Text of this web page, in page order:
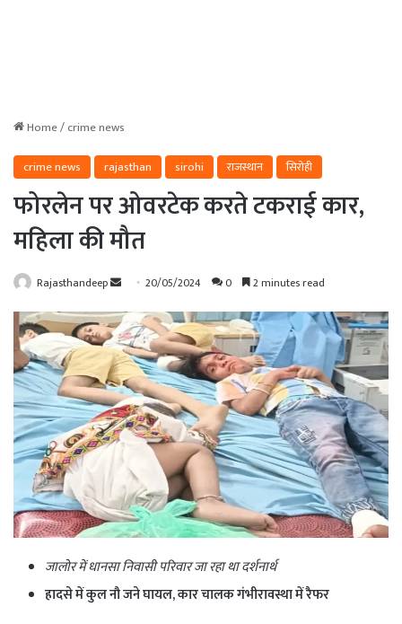
Home/crime news
crime news
rajasthan sirohi राजस्थान सिरोही
फोरलेन पर ओवरटेक करते टकराई कार,
महिला की मौत
Rajasthandeep
Send
email
20/05/2024 0 2 minutes read
जालोर में धानसा निवासी परिवार जा रहा था दर्शनार्थ
हादसे में कुल नौ जने घायल, कार चालक गंभीरावस्था में रैफर